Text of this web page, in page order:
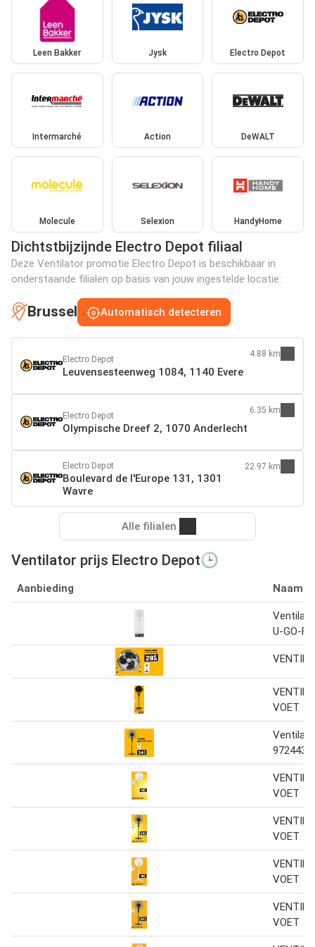
Leen Bakker Jysk Electro Depot
Intermarché Action DeWALT
Molecule Selexion HandyHome
Dichtstbijzijnde Electro Depot filiaal
Deze Ventilator promotie Electro Depot is beschikbaar in
onderstaande filialen op basis van jouw ingestelde locatie:
Brussel Automatisch detecteren
Electro Depot
Leuvensesteenweg 1084, 1140 Evere
4.88 km
Electro Depot
Olympische Dreef 2, 1070 Anderlecht
6.35 km
Electro Depot
Boulevard de l'Europe 131, 1301
Wavre
22.97 km
Alle filialen
Ventilator prijs Electro Depot🕒
Aanbieding Naam
U-GO-
VOET
972443
VOET
VOET
VOET
VOET